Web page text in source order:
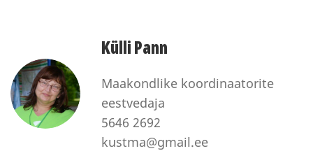
Külli Pann
Maakondlike koordinaatorite
eestvedaja
5646 2692
kustma@gmail.ee